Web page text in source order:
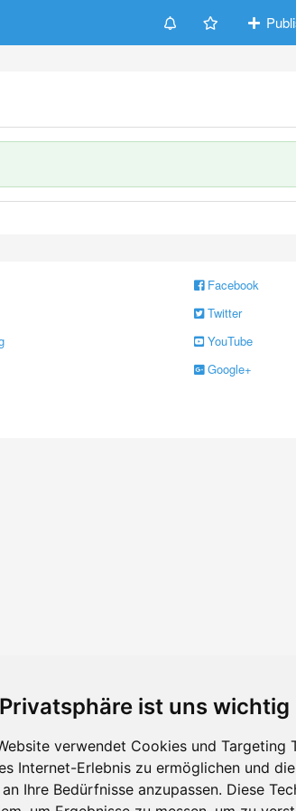
ist uns wichtig
verwendet Cookies und Targeting
Internet-Erlebnis zu ermöglichen und
Ihre Bedürfnisse anzupassen. Diese
Facebook
Twitter
YouTube
Google+